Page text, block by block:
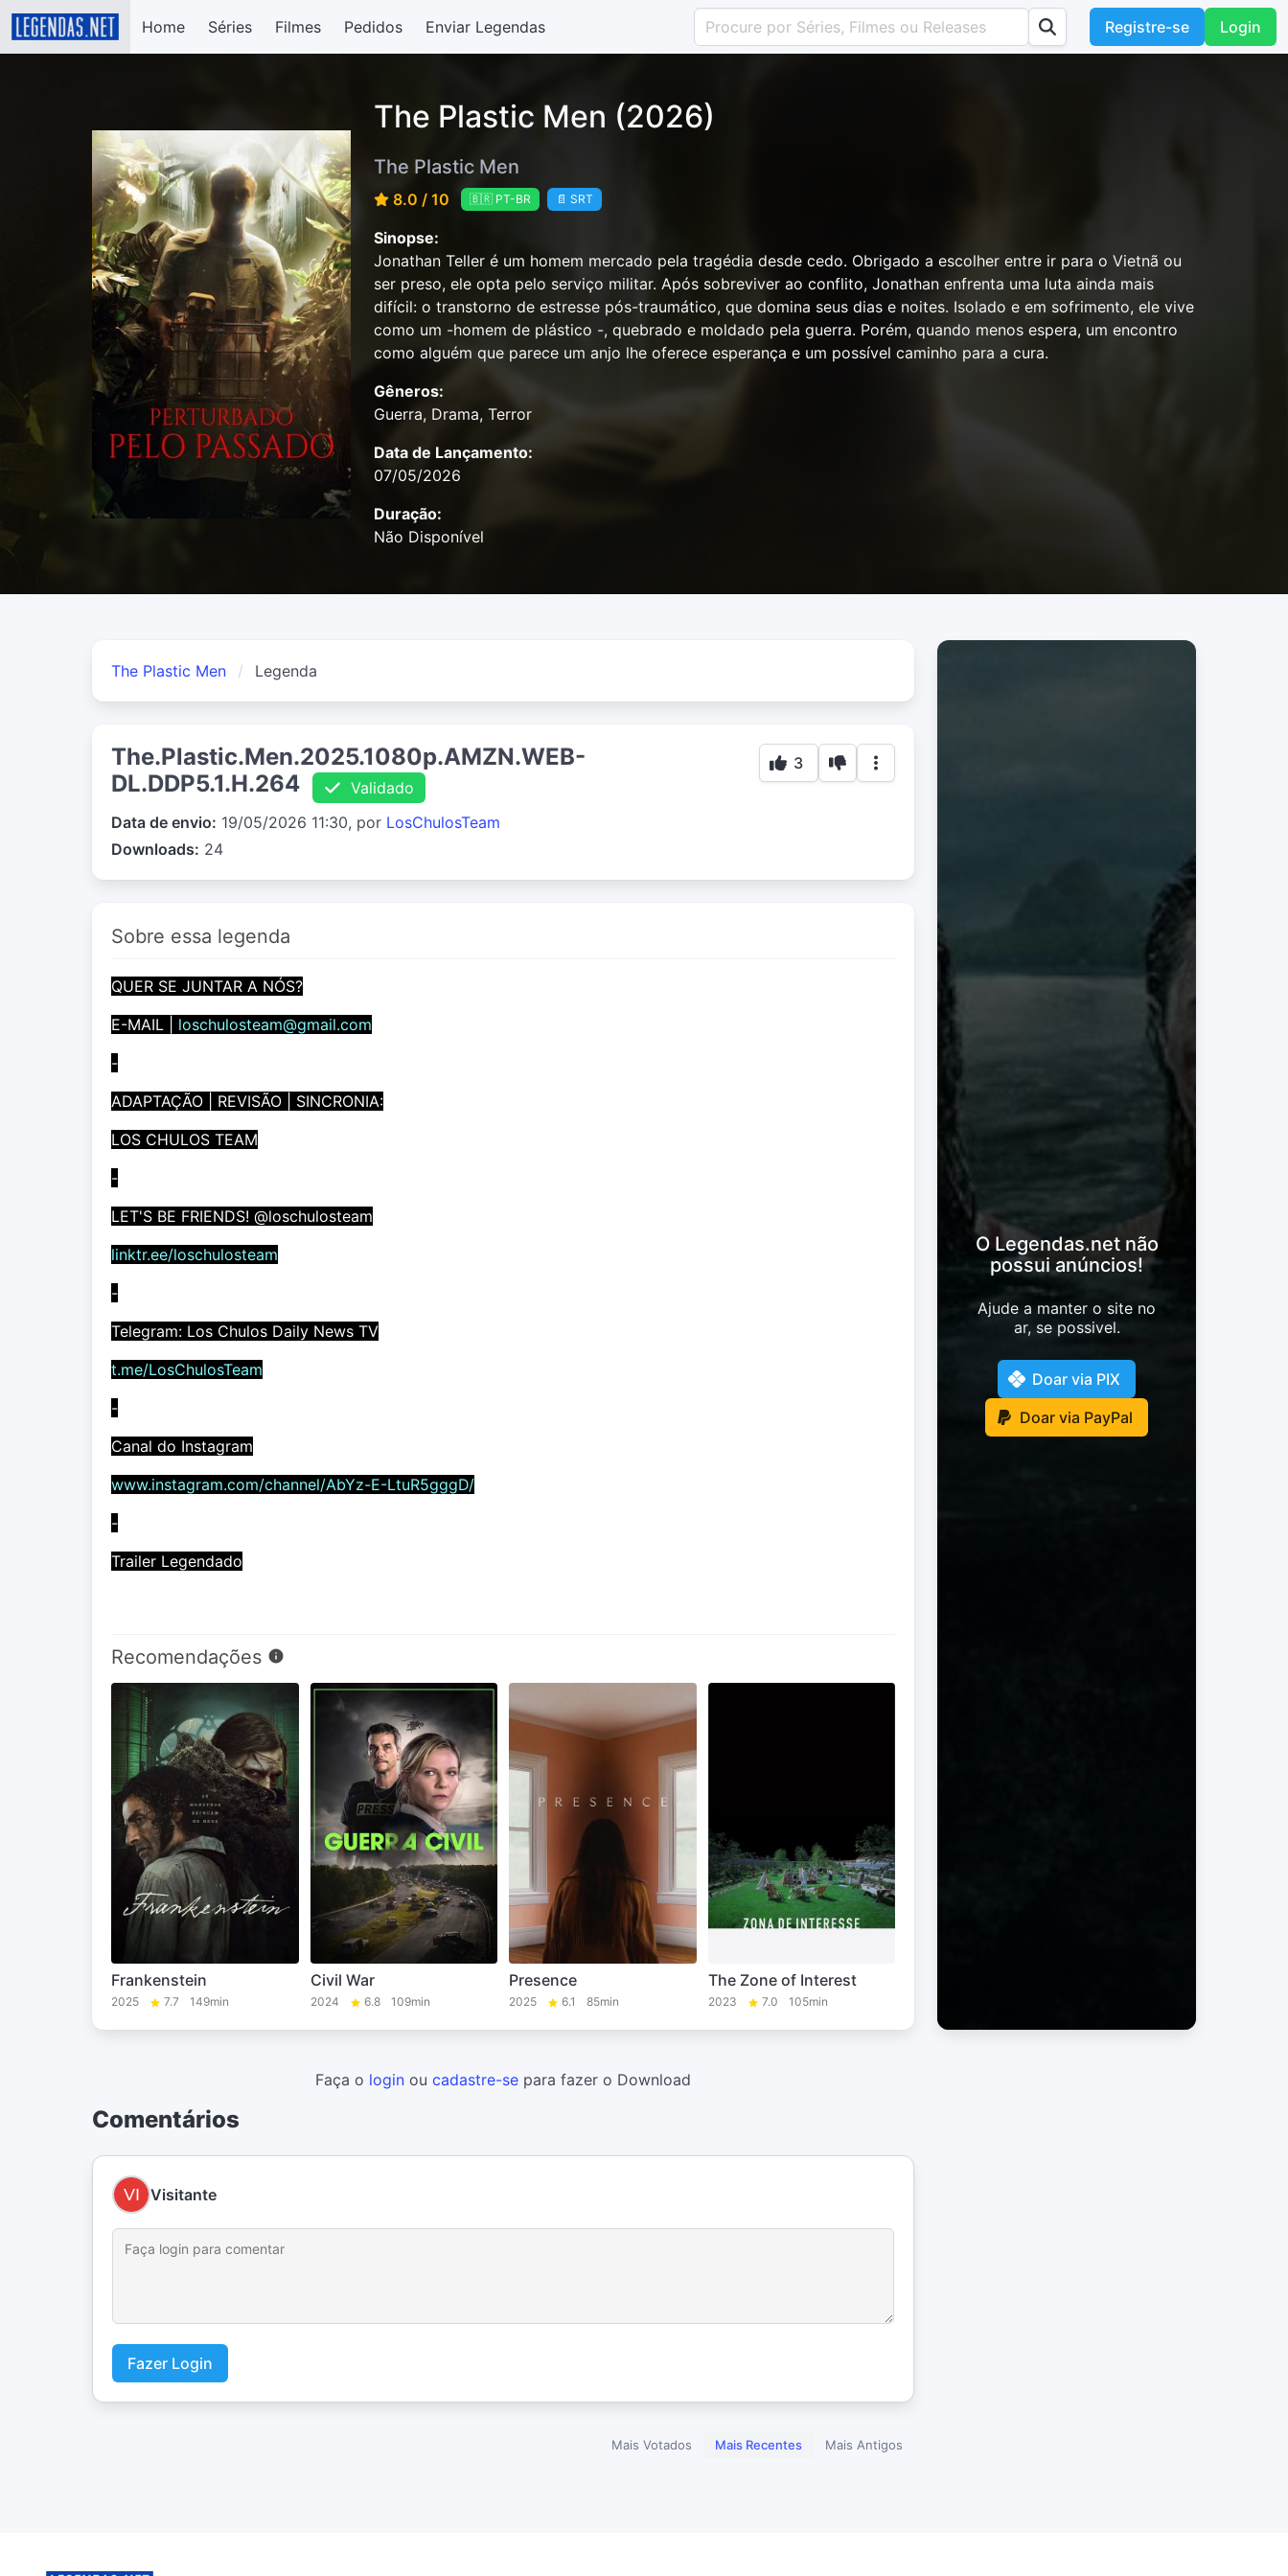
Home Séries Filmes Pedidos Enviar Legendas Registre-se Login
The Plastic Men (2026)
The Plastic Men
8.0 / 10 🇧🇷 PT-BR 📄 SRT
Sinopse:
Jonathan Teller é um homem mercado pela tragédia desde cedo. Obrigado a escolher entre ir para o Vietnã ou
ser preso, ele opta pelo serviço militar. Após sobreviver ao conflito, Jonathan enfrenta uma luta ainda mais
difícil: o transtorno de estresse pós-traumático, que domina seus dias e noites. Isolado e em sofrimento, ele vive
como um -homem de plástico -, quebrado e moldado pela guerra. Porém, quando menos espera, um encontro
como alguém que parece um anjo lhe oferece esperança e um possível caminho para a cura.
Gêneros:
Guerra, Drama, Terror
Data de Lançamento:
07/05/2026
Duração:
Não Disponível
The Plastic Men Legenda
The.Plastic.Men.2025.1080p.AMZN.WEB-
DL.DDP5.1.H.264
Validado
Data de envio: 19/05/2026 11:30, por LosChulosTeam
Downloads: 24
3
Sobre essa legenda
QUER SE JUNTAR A NÓS?
E-MAIL |
loschulosteam@gmail.com
-
ADAPTAÇÃO | REVISÃO | SINCRONIA:
LOS CHULOS TEAM
-
LET'S BE FRIENDS! @loschulosteam
linktr.ee/loschulosteam
-
Telegram: Los Chulos Daily News TV
t.me/LosChulosTeam
-
Canal do Instagram
www.instagram.com/channel/AbYz-E-LtuR5gggD/
-
Trailer Legendado
Recomendações
Frankenstein
2025 7.7 149min
Civil War
2024 6.8 109min
Presence
2025 6.1 85min
The Zone of Interest
2023 7.0 105min
O Legendas.net não
possui anúncios!
Ajude a manter o site no
ar, se possivel.
Doar via PIX
Doar via PayPal
Faça o login ou cadastre-se para fazer o Download
Comentários
Visitante
Fazer Login
Mais Votados Mais Recentes Mais Antigos